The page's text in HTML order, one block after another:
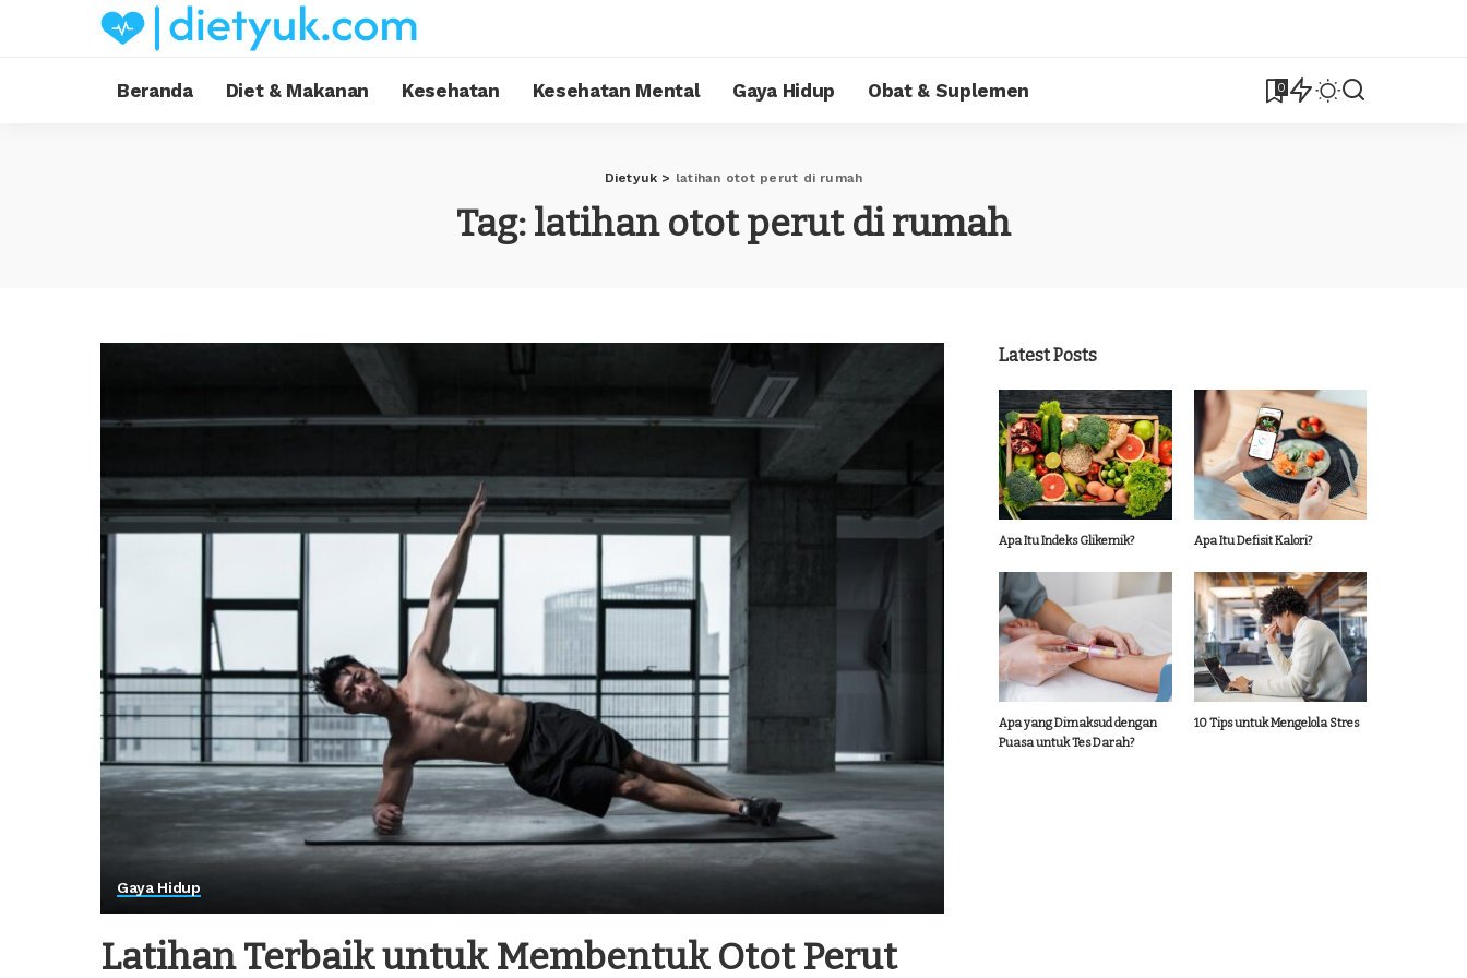
Beranda Diet & Makanan Kesehatan Kesehatan Mental Gaya Hidup Obat & Suplemen 0
Dietyuk > latihan otot perut di rumah
Tag:latihan otot perut di rumah
Gaya Hidup
Latihan Terbaik untuk Membentuk Otot Perut
Latest Posts
Apa Itu Indeks Glikemik? Apa Itu Defisit Kalori?
Apa yang Dimaksud dengan
Puasa untuk Tes Darah?
10 Tips untuk Mengelola Stres